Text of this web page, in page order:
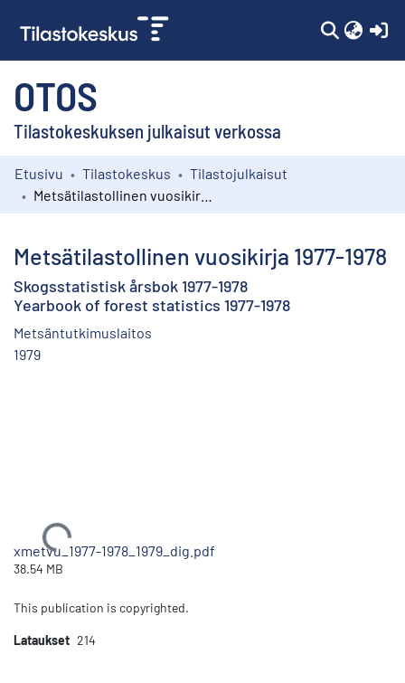
OTOS
Tilastokeskuksen julkaisut verkossa
Kokoelmat
Etusivu Tilastokeskus
Tilastojulkaisut
Metsätilastollinen vuosikirja 1977-1978
Skogsstatistisk årsbok 1977-1978
Yearbook of forest statistics 1977-1978
Metsäntutkimuslaitos
1979
Ladataan...
xmetvu_1977-1978_1979_dig.pdf
38.54 MB
This publication is copyrighted.
Lataukset 214